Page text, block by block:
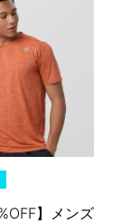
】メンズ